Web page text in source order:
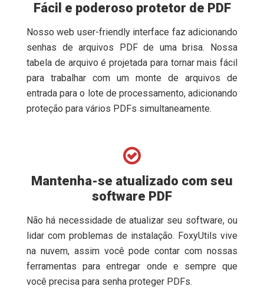
Fácil e poderoso protetor de PDF
Nosso web user-friendly interface faz adicionando
senhas de arquivos PDF de uma brisa. Nossa
tabela de arquivo é projetada para tornar mais fácil
para trabalhar com um monte de arquivos de
entrada para o lote de processamento, adicionando
proteção para vários PDFs simultaneamente.
Mantenha-se atualizado com seu
software PDF
Não há necessidade de atualizar seu software, ou
lidar com problemas de instalação. FoxyUtils vive
na nuvem, assim você pode contar com nossas
ferramentas para entregar onde e sempre que
você precisa para senha proteger PDFs.